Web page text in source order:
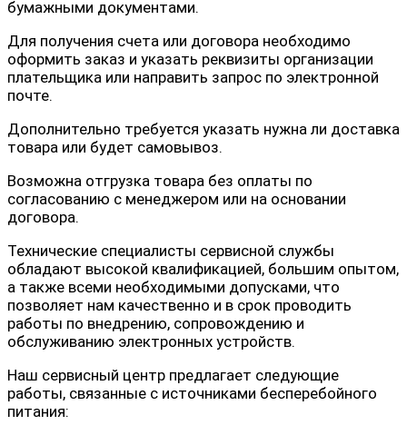
бумажными документами.
Для получения счета или договора необходимо
оформить заказ и указать реквизиты организации
плательщика или направить запрос по электронной
почте.
Дополнительно требуется указать нужна ли доставка
товара или будет самовывоз.
Возможна отгрузка товара без оплаты по
согласованию с менеджером или на основании
договора.
Технические специалисты сервисной службы
обладают высокой квалификацией, большим опытом,
а также всеми необходимыми допусками, что
позволяет нам качественно и в срок проводить
работы по внедрению, сопровождению и
обслуживанию электронных устройств.
Наш сервисный центр предлагает следующие
работы, связанные с источниками бесперебойного
питания: